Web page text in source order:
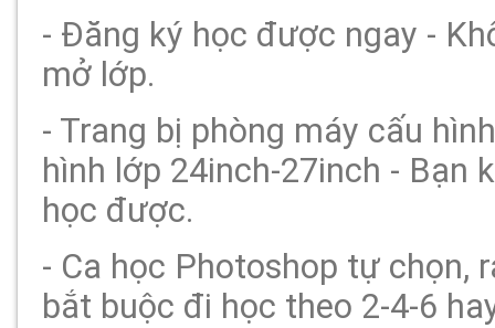
- Đăng ký học được ngay -
mở lớp.
- Trang bị phòng máy cấu
hình lớp 24inch-27inch - Bạn
học được.
- Ca học Photoshop tự chọn,
bắt buộc đi học theo 2-4-6